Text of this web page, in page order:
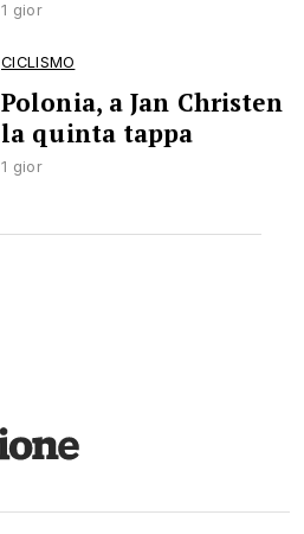
1 gior
CICLISMO
Polonia, a Jan Christen
la quinta tappa
1 gior